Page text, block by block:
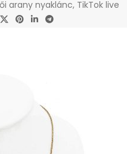
arany nyaklánc, TikTok live